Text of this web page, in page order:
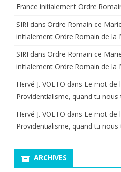
France initialement Ordre
SIRI dans Ordre Romain de
initialement Ordre Romain de la
SIRI dans Ordre Romain de
initialement Ordre Romain de la
Hervé J. VOLTO dans Le mot de
Providentialisme, quand tu nous
Hervé J. VOLTO dans Le mot de
Providentialisme, quand tu nous
ARCHIVES